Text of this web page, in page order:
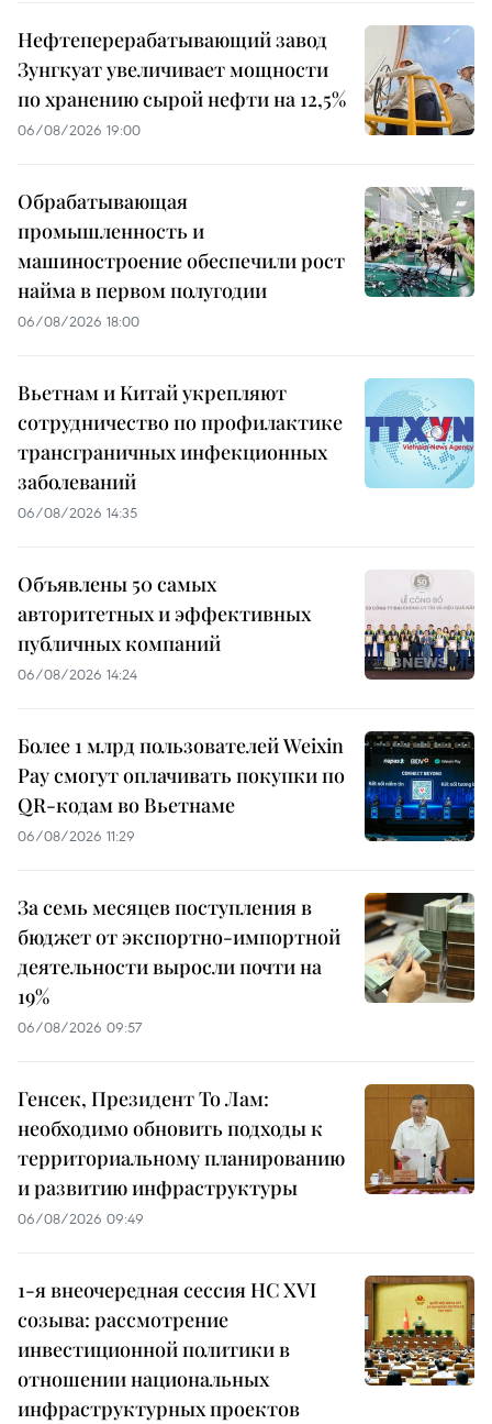
Нефтеперерабатывающий завод
Зунгкуат увеличивает мощности
по хранению сырой нефти на 12,5%
06/08/2026 19:00
Обрабатывающая
промышленность и
машиностроение обеспечили рост
найма в первом полугодии
06/08/2026 18:00
Вьетнам и Китай укрепляют
сотрудничество по профилактике
трансграничных инфекционных
заболеваний
06/08/2026 14:35
Объявлены 50 самых
авторитетных и эффективных
публичных компаний
06/08/2026 14:24
Более 1 млрд пользователей Weixin
Pay смогут оплачивать покупки по
QR-кодам во Вьетнаме
06/08/2026 11:29
За семь месяцев поступления в
бюджет от экспортно-импортной
деятельности выросли почти на
19%
06/08/2026 09:57
Генсек, Президент То Лам:
необходимо обновить подходы к
территориальному планированию
и развитию инфраструктуры
06/08/2026 09:49
1-я внеочередная сессия НС XVI
созыва: рассмотрение
инвестиционной политики в
отношении национальных
инфраструктурных проектов